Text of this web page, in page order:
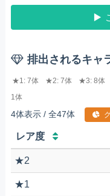
排出されるキャ
★1: 7体 ★2: 7体 ★3: 8体
1体
4体表示 / 全47体
レア度
★2
★1